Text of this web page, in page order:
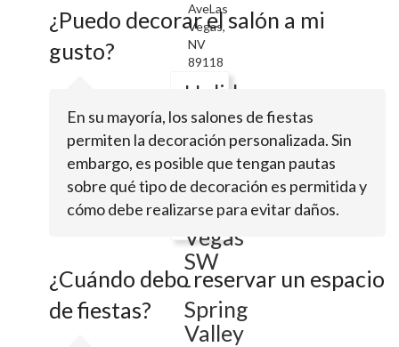
AveLas
Vegas,
NV
89118
Holiday
Inn
Express
&
Suites
Las
Vegas
SW
-
Spring
Valley
¿Puedo decorar el salón a mi
gusto?
En su mayoría, los salones de fiestas
permiten la decoración personalizada. Sin
embargo, es posible que tengan pautas
sobre qué tipo de decoración es permitida y
cómo debe realizarse para evitar daños.
¿Cuándo debo reservar un espacio
de fiestas?